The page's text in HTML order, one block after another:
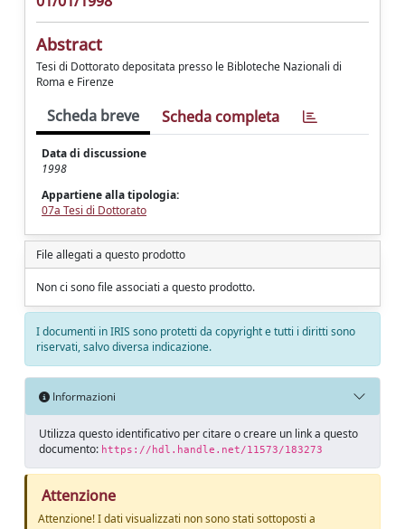
Abstract
Tesi di Dottorato depositata presso le Bibloteche Nazionali di
Roma e Firenze
Scheda breve Scheda completa
Data di discussione
1998
Appartiene alla tipologia:
07a Tesi di Dottorato
File allegati a questo prodotto
Non ci sono file associati a questo prodotto.
I documenti in IRIS sono protetti da copyright e tutti i diritti sono
riservati, salvo diversa indicazione.
Informazioni
Utilizza questo identificativo per citare o creare un link a questo
documento: https://hdl.handle.net/11573/183273
Attenzione
Attenzione! I dati visualizzati non sono stati sottoposti a